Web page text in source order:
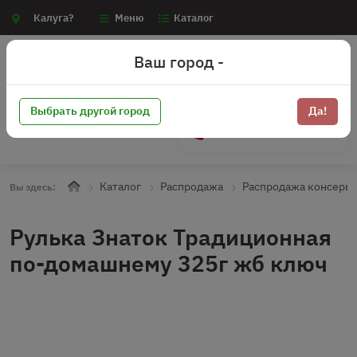
Калуга? Меню Каталог
Вы здесь: Каталог Распродажа Распродажа
Рулька Знаток Традиционная
по-домашнему 325г жб ключ
Ваш город -
Выбрать другой город Да!